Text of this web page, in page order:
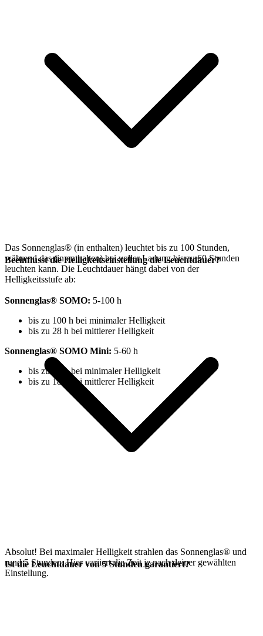
Das Sonnenglas® (in enthalten) leuchtet bis zu 100 Stunden,
während das(inenthalten) bei voller Ladung bis zu 60 Stunden
leuchten kann. Die Leuchtdauer hängt dabei von der
Helligkeitsstufe ab:
Sonnenglas® SOMO: ⁠5-100 h
bis zu 100 h bei minimaler Helligkeit
bis zu 28 h bei mittlerer Helligkeit
Sonnenglas® SOMO Mini: 5-60 h
bis zu 60 h bei minimaler Helligkeit
bis zu 18 h bei mittlerer Helligkeit
Beeinflusst die Helligkeitseinstellung die Leuchtdauer?
Absolut! Bei maximaler Helligkeit strahlen das Sonnenglas® und
rund 5 Stunden. Hier variiert die Zeit je nach deiner gewählten
Einstellung.
Ist die Leuchtdauer von 5 Stunden garantiert?